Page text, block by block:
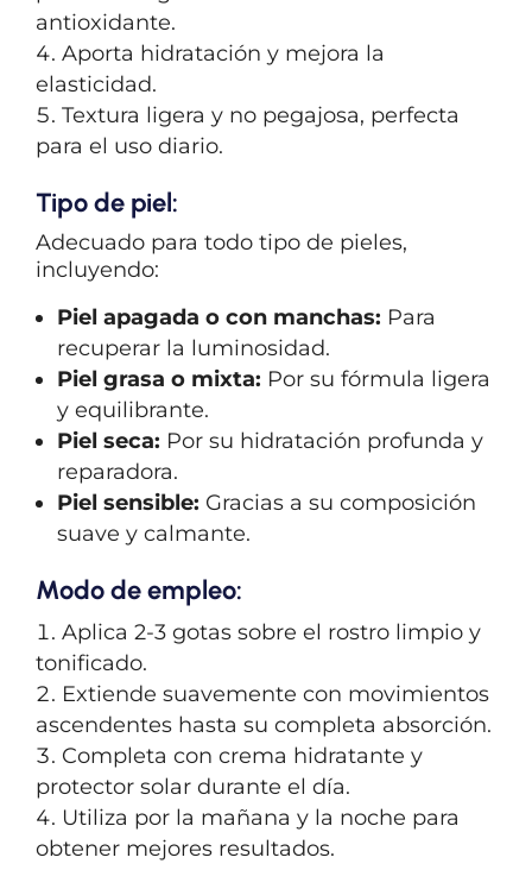
antioxidante.
Aporta hidratación y mejora la
elasticidad.
Textura ligera y no pegajosa, perfecta
para el uso diario.
Tipo de piel:
Adecuado para todo tipo de pieles,
incluyendo:
Piel apagada o con manchas: Para
recuperar la luminosidad.
Piel grasa o mixta: Por su fórmula ligera
y equilibrante.
Piel seca: Por su hidratación profunda y
reparadora.
Piel sensible: Gracias a su composición
suave y calmante.
Modo de empleo:
Aplica 2-3 gotas sobre el rostro limpio y
tonificado.
Extiende suavemente con movimientos
ascendentes hasta su completa absorción.
Completa con crema hidratante y
protector solar durante el día.
Utiliza por la mañana y la noche para
obtener mejores resultados.